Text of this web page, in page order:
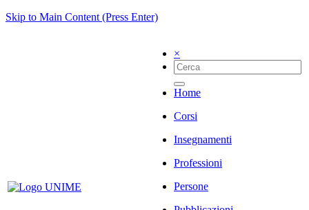
Skip to Main Content (Press Enter)
×
Home
Corsi
Insegnamenti
Professioni
Persone